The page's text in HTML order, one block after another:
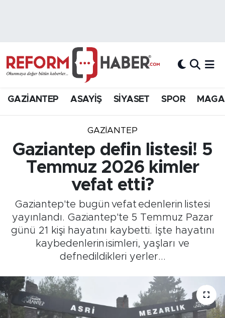
GAZİANTEP ASAYİŞ SİYASET SPOR
GAZIANTEP
Gaziantep defin listesi! 5
Temmuz 2026 kimler
vefat etti?
Gaziantep'te bugün vefat edenlerin listesi
yayınlandı. Gaziantep'te 5 Temmuz Pazar
günü 21 kişi hayatını kaybetti. İşte hayatını
kaybedenlerin isimleri, yaşları ve
defnedildikleri yerler...
Hava Durumu
Süper Lig Puan Durumu ve Fikstür
Tüm Manşetler
Son Dakika Haberleri
Haber Arşivi